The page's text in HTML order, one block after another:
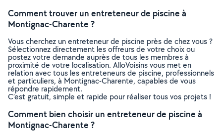
Comment trouver un entreteneur de piscine à
Montignac-Charente ?
Vous cherchez un entreteneur de piscine près de chez vous ?
Sélectionnez directement les offreurs de votre choix ou
postez votre demande auprès de tous les membres à
proximité de votre localisation. AlloVoisins vous met en
relation avec tous les entreteneurs de piscine, professionnels
et particuliers, à Montignac-Charente, capables de vous
répondre rapidement.
C’est gratuit, simple et rapide pour réaliser tous vos projets !
Comment bien choisir un entreteneur de piscine à
Montignac-Charente ?